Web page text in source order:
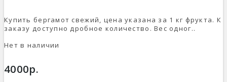
Купить бергамот свежий, цена указана за 1 кг фрукта. К
заказу доступно дробное количество. Вес одног..
Нет в наличии
4000р.